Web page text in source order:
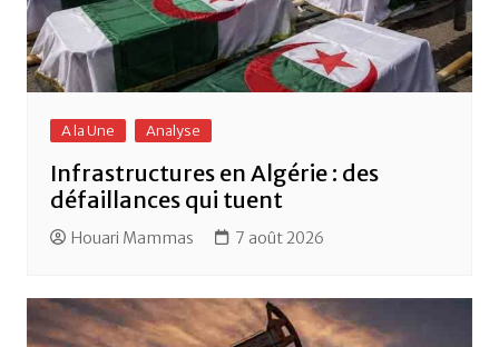
A la Une Analyse
Infrastructures en Algérie : des
défaillances qui tuent
Houari Mammas 7 août 2026